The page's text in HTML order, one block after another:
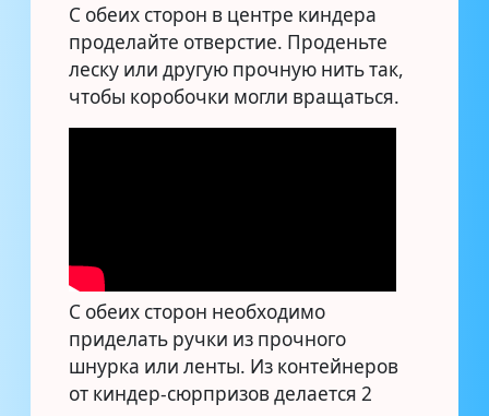
С обеих сторон в центре киндера
проделайте отверстие. Проденьте
леску или другую прочную нить так,
чтобы коробочки могли вращаться.
С обеих сторон необходимо
приделать ручки из прочного
шнурка или ленты. Из контейнеров
от киндер-сюрпризов делается 2